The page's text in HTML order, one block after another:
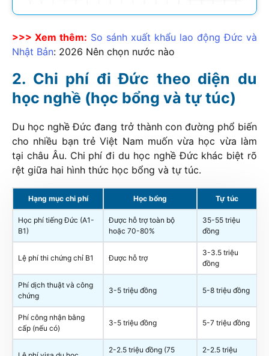
>>> Xem thêm: So sánh xuất khẩu lao động Đức và
Nhật Bản: 2026 Nên chọn nước nào
Chi phí đi Đức theo diện du
học nghề (học bổng và tự túc)
Du học nghề Đức đang trở thành con đường phổ biến
cho nhiều bạn trẻ Việt Nam muốn vừa học vừa làm
tại châu Âu. Chi phí đi du học nghề Đức khác biệt rõ
rệt giữa hai hình thức học bổng và tự túc.
Hạng mục chi phí Học bổng Tự túc
Học phí tiếng Đức (A1-
B1)
Được hỗ trợ toàn bộ
hoặc 70-80%
35-55 triệu
đồng
Lệ phí thi chứng chỉ B1 Được hỗ trợ
3-3.5 triệu
đồng
Phí dịch thuật và công
chứng
3-5 triệu đồng 5-8 triệu đồng
Phí công nhận bằng
cấp (nếu có)
3-5 triệu đồng 5-7 triệu đồng
2-2.5 triệu đồng (75
2-2.5 triệu